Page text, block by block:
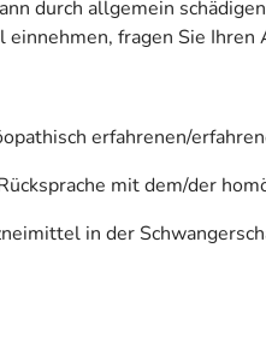
durch allgemein
fragen Sie Ihren
erfahrenen/
mit dem/der
in der